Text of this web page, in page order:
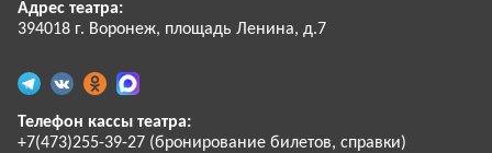
Адрес театра:
394018 г. Воронеж, площадь Ленина, д.7
Телефон кассы театра:
+7(473)255-39-27 (бронирование билетов, справки)